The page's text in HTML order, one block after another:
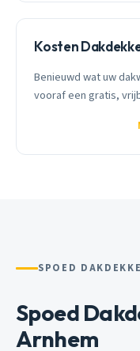
Kosten
Benieuwd wat uw
vooraf een gratis,
SPOED
Spoed
Arnhem